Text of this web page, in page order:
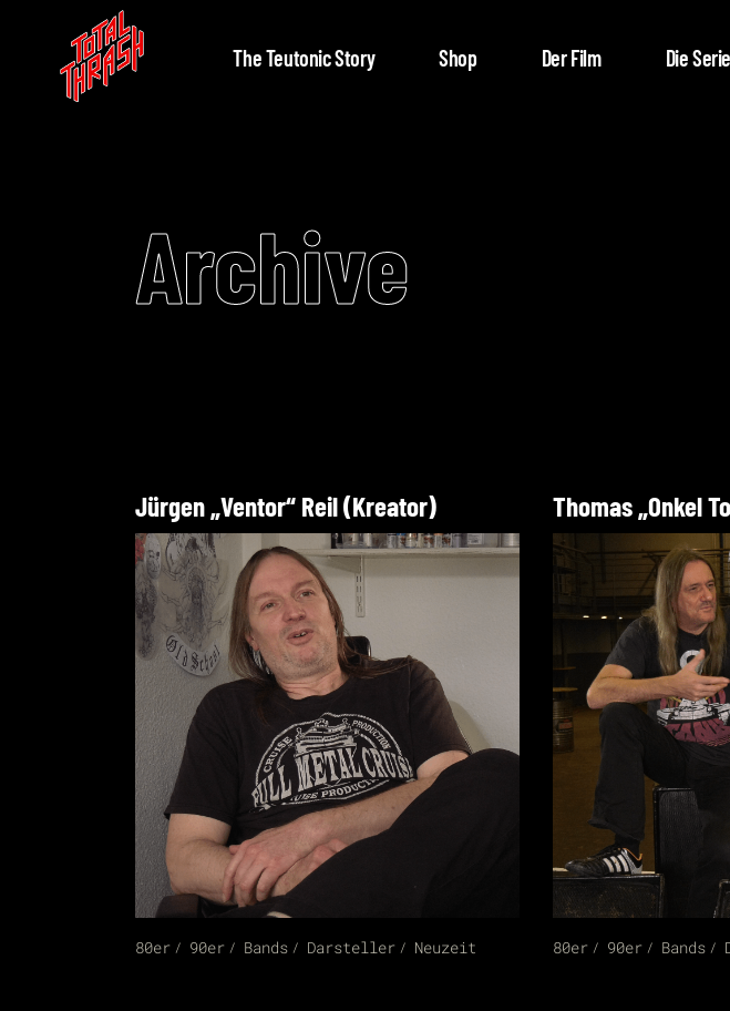
The Teutonic Story Shop Der Film Die Serie
Archive
Jürgen „Ventor“ Reil (Kreator)
80er 90er Bands Darsteller Neuzeit
Thomas „Onkel
80er 90er Bands